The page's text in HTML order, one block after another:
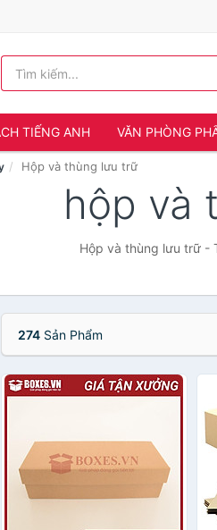
TIẾNG ANH VĂN PHÒNG
Hộp và thùng lưu trữ
hộp và
Hộp và thùng lưu trữ -
274Sản Phẩm